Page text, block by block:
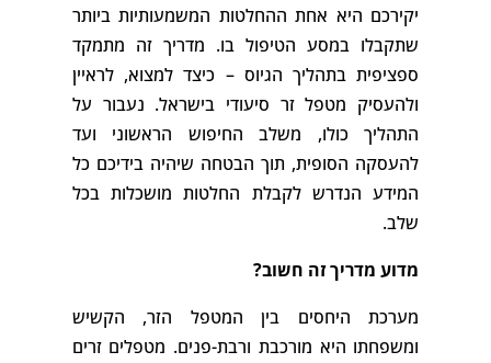
יקירכם היא אחת ההחלטות המשמעותיות ביותר
שתקבלו במסע הטיפול בו. מדריך זה מתמקד
ספציפית בתהליך הגיוס – כיצד למצוא, לראיין
ולהעסיק מטפל זר סיעודי בישראל. נעבור על
התהליך כולו, משלב החיפוש הראשוני ועד
להעסקה הסופית, תוך הבטחה שיהיה בידיכם כל
המידע הנדרש לקבלת החלטות מושכלות בכל
שלב.
מדוע מדריך זה חשוב?
מערכת היחסים בין המטפל הזר, הקשיש
ומשפחתו היא מורכבת ורבת-פנים. מטפלים זרים